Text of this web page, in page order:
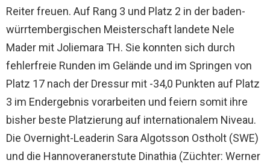
Reiter freuen. Auf Rang 3 und Platz 2 in der baden-
würrtembergischen Meisterschaft landete Nele
Mader mit Joliemara TH. Sie konnten sich durch
fehlerfreie Runden im Gelände und im Springen von
Platz 17 nach der Dressur mit -34,0 Punkten auf Platz
3 im Endergebnis vorarbeiten und feiern somit ihre
bisher beste Platzierung auf internationalem Niveau.
Die Overnight-Leaderin Sara Algotsson Ostholt (SWE)
und die Hannoveranerstute Dinathia (Züchter: Werner